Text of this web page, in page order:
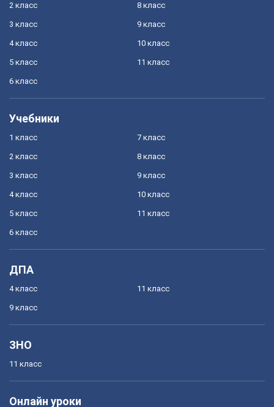
2 класс
3 класс
4 класс
5 класс
6 класс
8 класс
9 класс
10 класс
11 класс
Учебники
1 класс
2 класс
3 класс
4 класс
5 класс
6 класс
7 класс
8 класс
9 класс
10 класс
11 класс
ДПА
4 класс
9 класс
11 класс
ЗНО
11 класс
Онлайн уроки